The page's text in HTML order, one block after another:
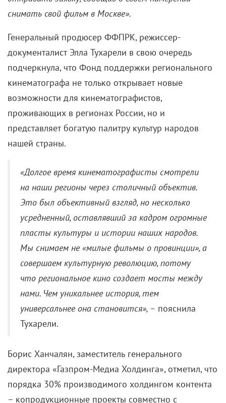
снимать свой фильм в Москве».
Генеральный продюсер ФФПРК, режиссер-
документалист Элла Тухарели в свою очередь
подчеркнула, что Фонд поддержки регионального
кинематографа не только открывает новые
возможности для кинематографистов,
проживающих в регионах России, но и
представляет богатую палитру культур народов
нашей страны.
«Долгое время кинематографисты смотрели
на наши регионы через столичный объектив.
Это был объективный взгляд, но несколько
усредненный, оставлявший за кадром огромные
пласты культуры и истории наших народов.
Мы снимаем не «милые фильмы о провинции», а
совершаем культурную революцию, потому
что региональное кино создает мосты между
нами. Чем уникальнее история, тем
универсальнее она становится», – пояснила
Тухарели.
Борис Ханчалян, заместитель генерального
директора «Газпром-Медиа Холдинга», отметил, что
порядка 30% производимого холдингом контента
– копродукционные проекты совместно с